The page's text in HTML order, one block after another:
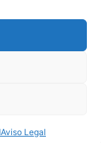
Aviso Legal